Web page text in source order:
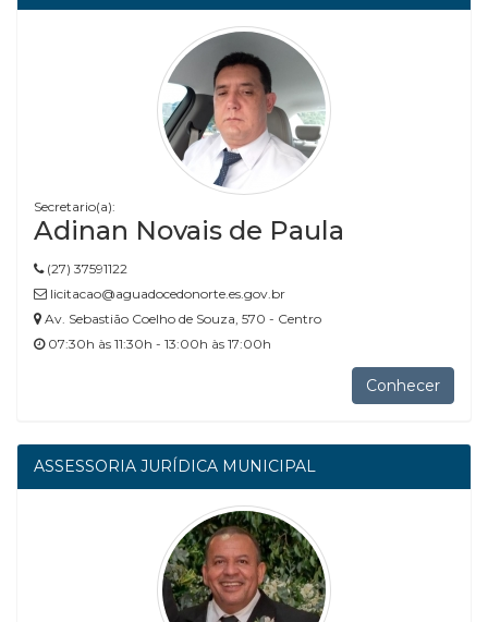
Secretario(a):
Adinan Novais de Paula
(27) 37591122
licitacao@aguadocedonorte.es.gov.br
Av. Sebastião Coelho de Souza, 570 - Centro
07:30h às 11:30h - 13:00h às 17:00h
Conhecer
ASSESSORIA JURÍDICA MUNICIPAL